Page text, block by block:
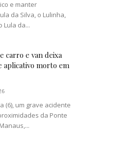
e manter
da Silva, o Lulinha,
Lula da...
carro e van deixa
aplicativo morto em
(6), um grave acidente
da Ponte